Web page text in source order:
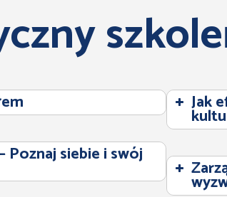
Poznaj siebie i swój
Jak